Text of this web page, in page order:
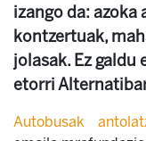
izango da:
kontzertuak,
jolasak. Ez
etorri
Autobusak